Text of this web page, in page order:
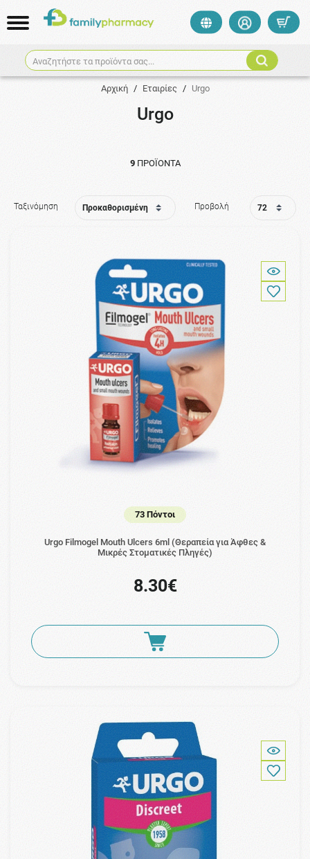
Αναζητήστε τα προϊόντα σας...
Αρχική / Εταιρίες / Urgo
Urgo
9ΠΡΟΪΌΝΤΑ
Ταξινόμηση Προβολή
73 Πόντοι
Urgo Filmogel Mouth Ulcers 6ml (Θεραπεία για Άφθες &
Μικρές Στοματικές Πληγές)
8.30€